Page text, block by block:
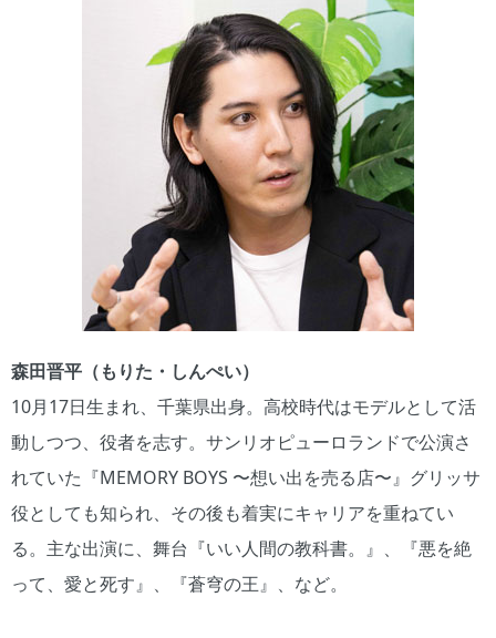
森田晋平（もりた・しんぺい）
10月17日生まれ、千葉県出身。高校時代はモデルとして活
動しつつ、役者を志す。サンリオピューロランドで公演さ
れていた『MEMORY BOYS 〜想い出を売る店〜』グリッサ
役としても知られ、その後も着実にキャリアを重ねてい
る。主な出演に、舞台『いい人間の教科書。』、『悪を絶
って、愛と死す』、『蒼穹の王』、など。